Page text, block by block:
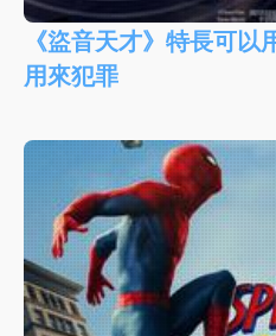
《盜音天才》特長可
用來犯罪